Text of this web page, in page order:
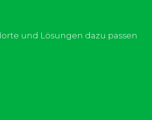
und Lösungen dazu passen